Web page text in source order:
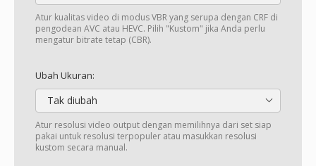
Atur kualitas video di modus VBR yang serupa dengan CRF di
pengodean AVC atau HEVC. Pilih "Kustom" jika Anda perlu
mengatur bitrate tetap (CBR).
Ubah Ukuran:
Tak diubah
Atur resolusi video output dengan memilihnya dari set siap
pakai untuk resolusi terpopuler atau masukkan resolusi
kustom secara manual.